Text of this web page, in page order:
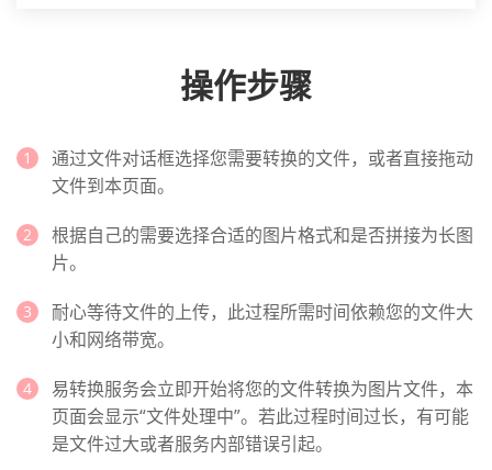
操作步骤
通过文件对话框选择您需要转换的文件，或者直接拖动
文件到本页面。
根据自己的需要选择合适的图片格式和是否拼接为长图
片。
耐心等待文件的上传，此过程所需时间依赖您的文件大
小和网络带宽。
易转换服务会立即开始将您的文件转换为图片文件，本
页面会显示“文件处理中”。若此过程时间过长，有可能
是文件过大或者服务内部错误引起。